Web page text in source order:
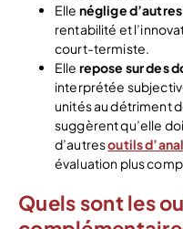
Elle néglige
rentabilité et
court-termiste.
Elle repose sur des
interprétée
unités au détriment
suggèrent qu’elle
d’autresoutils
évaluation plus
Quels sont les